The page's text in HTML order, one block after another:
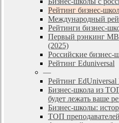
Рейтинг бизнес-
Международный
Рейтинги бизнес-
Первый рэнкинг
(2025)
Российские бизнес-
Рейтинг Eduniversal
—
Рейтинг EdUniversal
Бизнес-школа из
будет лежать ваше
Бизнес-школы:
ТОП